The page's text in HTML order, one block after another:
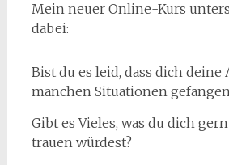
Mein neuer Online-Kurs
dabei:
Bist du es leid, dass dich deine
manchen Situationen
Gibt es Vieles, was du dich
trauen würdest?